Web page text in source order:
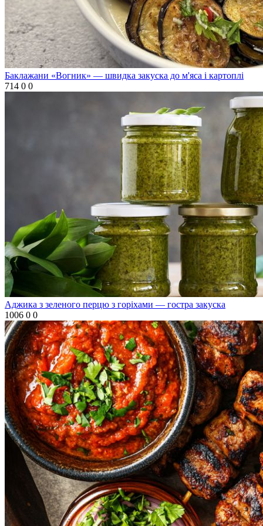
Баклажани «Вогник» — швидка закуска до м'яса і картоплі
714 0 0
Аджика з зеленого перцю з горіхами — гостра закуска
1006 0 0